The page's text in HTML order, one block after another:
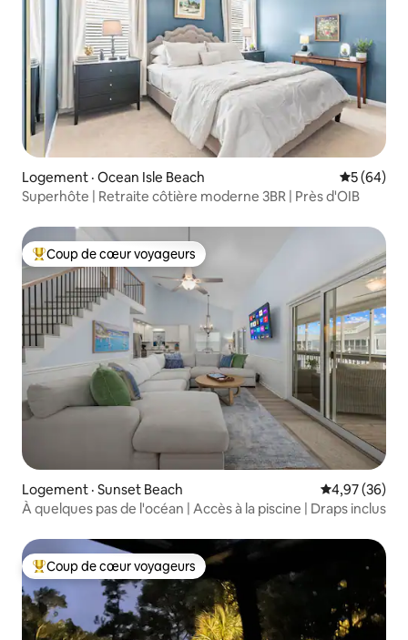
Logement · Ocean Isle Beach Note
5 (64)
Superhôte | Retraite côtière moderne 3BR | Près d'OIB
Coup de cœur voyageurs parmi les plus aimés
Coup de cœur voyageurs
Logement · Sunset Beach Note
4,97 (36)
À quelques pas de l'océan | Accès à la piscine | Draps inclus
Coup de cœur voyageurs parmi les plus aimés
Coup de cœur voyageurs